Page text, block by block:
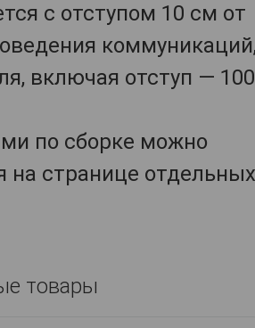
с отступом 10 см от
включая отступ — 100
по сборке можно
на странице отдельных
товары